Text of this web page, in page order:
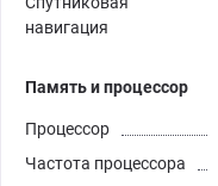
навигация
Память и процессор
Процессор
Частота процессора